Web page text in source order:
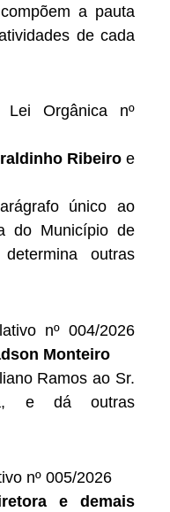
a pauta
de cada
Orgânica nº
Ribeiro e
único ao
do Município de
outras
nº 004/2026
Monteiro
Ramos ao Sr.
e dá outras
nº 005/2026
e demais